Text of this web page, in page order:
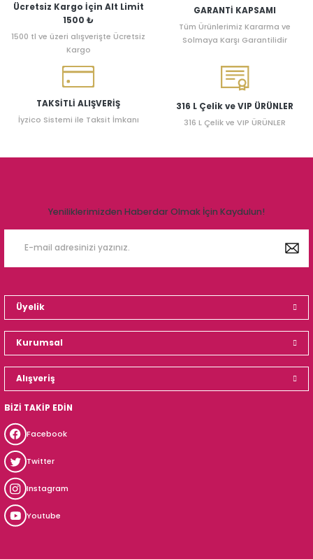
Ücretsiz Kargo İçin Alt Limit
1500 ₺
1500 tl ve üzeri alışverişte Ücretsiz
Kargo
GARANTİ KAPSAMI
Tüm Ürünlerimiz Kararma ve
Solmaya Karşı Garantilidir
TAKSİTLİ ALIŞVERİŞ
İyzico Sistemi ile Taksit İmkanı
316 L Çelik ve VIP ÜRÜNLER
316 L Çelik ve VIP ÜRÜNLER
Yeniliklerimizden Haberdar Olmak İçin Kaydulun!
Üyelik
Kurumsal
Alışveriş
BİZİ TAKİP EDİN
Facebook
Twitter
Instagram
Youtube